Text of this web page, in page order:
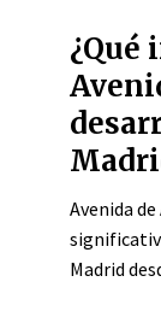
¿Qué
Avenida
Madrid